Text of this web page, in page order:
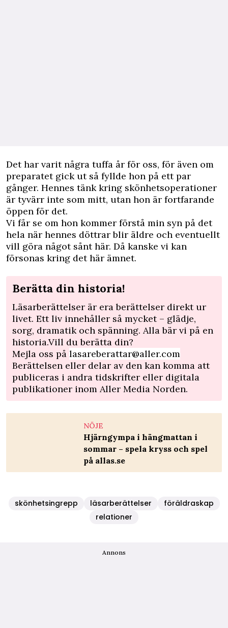
Det har varit några tuffa år för oss, för även om
preparatet gick ut så fyllde hon på ett par
gånger. Hennes tänk kring skönhetsoperationer
är tyvärr inte som mitt, utan hon är fortfarande
öppen för det.
Vi får se om hon kommer förstå min syn på det
hela när hennes döttrar blir äldre och eventuellt
vill göra något sånt här. Då kanske vi kan
försonas kring det här ämnet.
Berätta din historia!
Läsarberättelser är era berättelser direkt ur
livet. Ett liv innehåller så mycket – glädje,
sorg, dramatik och spänning. Alla bär vi på en
historia.Vill du berätta din?
Mejla oss på lasareberattar@aller.com
Berättelsen eller delar av den kan komma att
publiceras i andra tidskrifter eller digitala
publikationer inom Aller Media Norden.
NÖJE
Hjärngympa i hängmattan i
sommar – spela kryss och spel
på allas.se
skönhetsingrepp läsarberättelser
föräldraskap
relationer
Annons